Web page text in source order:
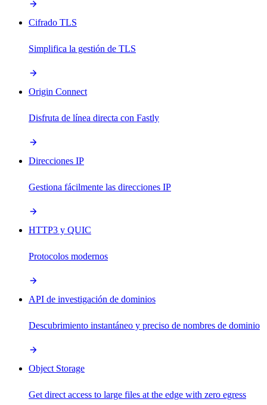
Cifrado TLS
Simplifica la gestión de TLS
Origin Connect
Disfruta de línea directa con Fastly
Direcciones IP
Gestiona fácilmente las direcciones IP
HTTP3 y QUIC
Protocolos modernos
API de investigación de dominios
Descubrimiento instantáneo y preciso de nombres de dominio
Object Storage
Get direct access to large files at the edge with zero egress